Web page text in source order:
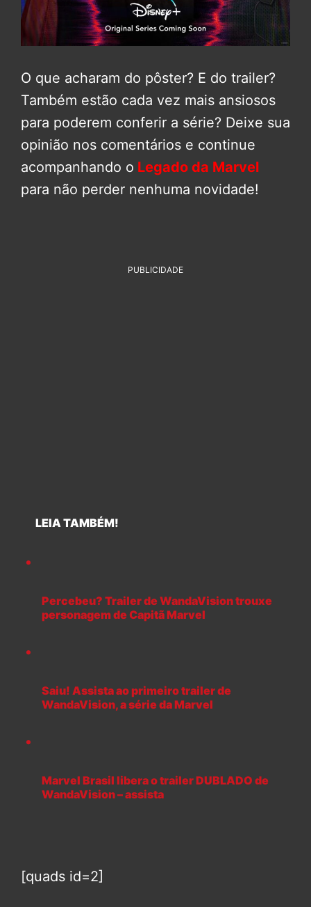
O que acharam do pôster? E do trailer?
Também estão cada vez mais ansiosos
para poderem conferir a série? Deixe sua
opinião nos comentários e continue
acompanhando o Legado da Marvel
para não perder nenhuma novidade!
PUBLICIDADE
LEIA TAMBÉM!
Percebeu? Trailer de WandaVision trouxe
personagem de Capitã Marvel
Saiu! Assista ao primeiro trailer de
WandaVision, a série da Marvel
Marvel Brasil libera o trailer DUBLADO de
WandaVision – assista
[quads id=2]